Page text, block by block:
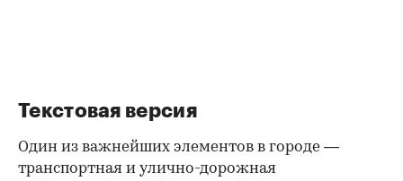
Текстовая версия
Один из важнейших элементов в городе —
транспортная и улично-дорожная